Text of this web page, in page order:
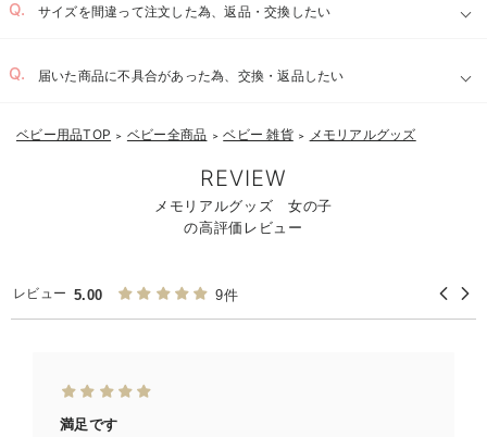
サイズを間違って注文した為、返品・交換したい
届いた商品に不具合があった為、交換・返品したい
ベビー用品TOP ＞ ベビー全商品 ＞ ベビー 雑貨 ＞ メモリアルグッズ
REVIEW
メモリアルグッズ 女の子
の高評価レビュー
レビュー 5.00 9件
満足です